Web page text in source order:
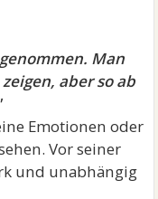
Man
aber so ab
Emotionen oder
Vor seiner
und unabhängig